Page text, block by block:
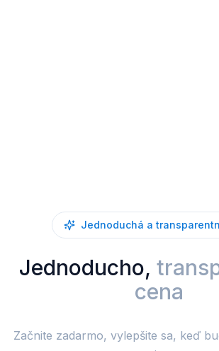
Jednoduchá a
Jednoducho,
cena
Začnite zadarmo, vylepšite sa, keď